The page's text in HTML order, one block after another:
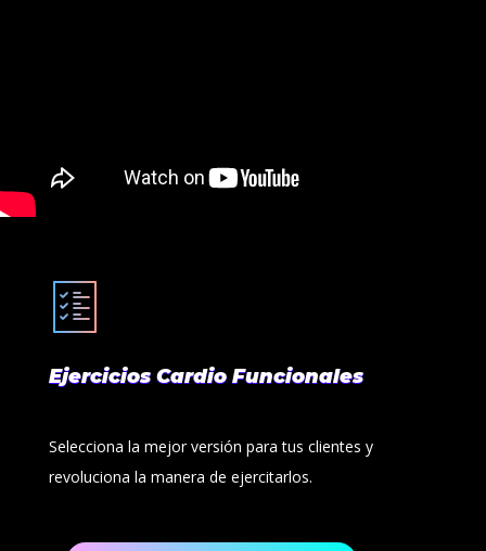
Ejercicios Cardio Funcionales
Selecciona la mejor versión para tus clientes y
revoluciona la manera de ejercitarlos.